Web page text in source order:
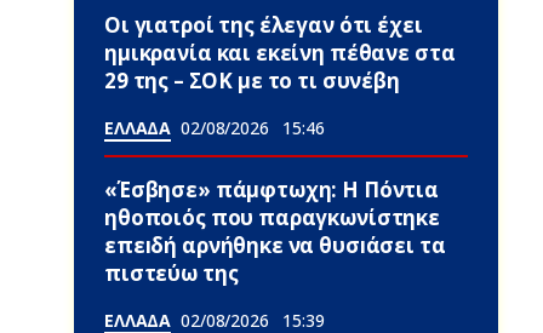
Οι γιατροί της έλεγαν ότι έχει
ημικρανία και εκείνη πέθανε στα
29 της – ΣΟΚ με το τι συνέβη
ΕΛΛΑΔΑ 02/08/2026 15:46
«Έσβησε» πάμφτωχη: Η Πόντια
ηθοποιός που παραγκωνίστηκε
επεıδή αρνήθηκε να θυσıάσει τα
πιστεύω της
ΕΛΛΑΔΑ 02/08/2026 15:39